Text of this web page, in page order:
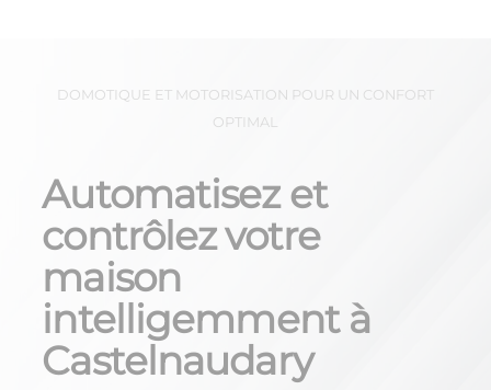
DOMOTIQUE ET MOTORISATION POUR UN CONFORT
OPTIMAL
Automatisez et
contrôlez votre
maison
intelligemment à
Castelnaudary